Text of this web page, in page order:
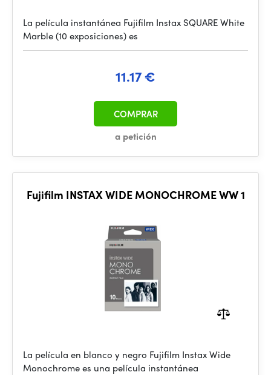
La película instantánea Fujifilm Instax SQUARE White
Marble (10 exposiciones) es
11.17 €
a petición
COMPRAR
Fujifilm INSTAX WIDE MONOCHROME WW 1
La película en blanco y negro Fujifilm Instax Wide
Monochrome es una película instantánea